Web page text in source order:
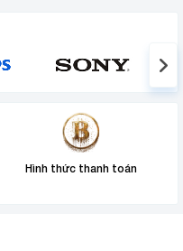
Hình thức thanh toán